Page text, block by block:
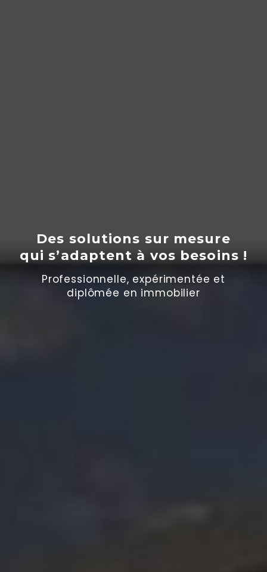
Des solutions sur mesure
qui s’adaptent à vos besoins !
Professionnelle, expérimentée et
diplômée en immobilier